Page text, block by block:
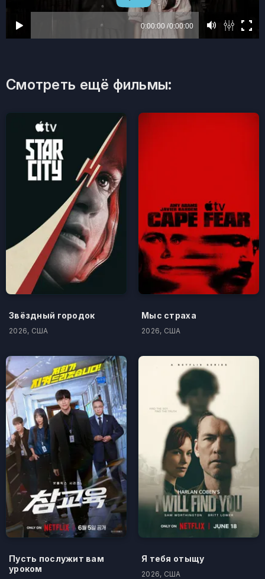
Смотреть ещё фильмы:
Звёздный городок
2026, США
Мыс страха
2026, США
Пусть послужит вам
уроком
Я тебя отыщу
2026, США